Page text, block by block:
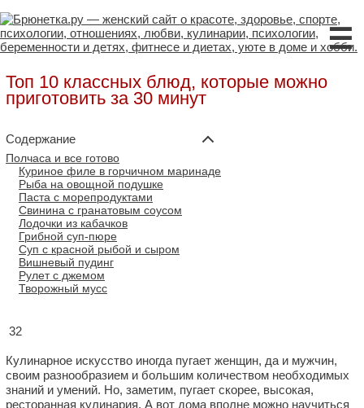
☰
Топ 10 классных блюд, которые можно
приготовить за 30 минут
Содержание
Полчаса и все готово
Куриное филе в горчичном маринаде
Рыба на овощной подушке
Паста с морепродуктами
Свинина с гранатовым соусом
Лодочки из кабачков
Грибной суп-пюре
Суп с красной рыбой и сыром
Вишневый пудинг
Рулет с джемом
Творожный мусс
32
Кулинарное искусство иногда пугает женщин, да и мужчин,
своим разнообразием и большим количеством необходимых
знаний и умений. Но, заметим, пугает скорее, высокая,
ресторанная кулинария. А вот дома вполне можно научиться